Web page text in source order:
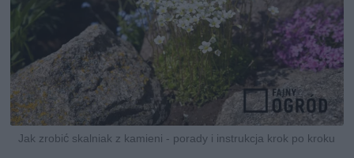
Jak zrobić skalniak z kamieni - porady i instrukcja krok po kroku